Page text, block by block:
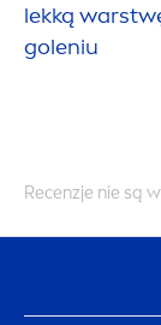
lekką
goleniu
Recenzje nie są